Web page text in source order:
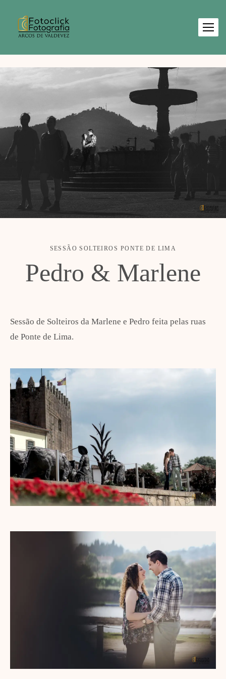
SESSÃO SOLTEIROS PONTE DE LIMA
Pedro & Marlene
Sessão de Solteiros da Marlene e Pedro feita pelas ruas
de Ponte de Lima.